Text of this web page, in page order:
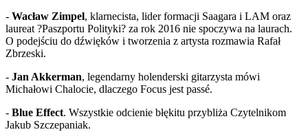
- Wacław Zimpel, klarnecista, lider formacji Saagara i LAM oraz
laureat ?Paszportu Polityki? za rok 2016 nie spoczywa na laurach.
O podejściu do dźwięków i tworzenia z artysta rozmawia Rafał
Zbrzeski.
- Jan Akkerman, legendarny holenderski gitarzysta mówi
Michałowi Chalocie, dlaczego Focus jest passé.
- Blue Effect. Wszystkie odcienie błękitu przybliża Czytelnikom
Jakub Szczepaniak.